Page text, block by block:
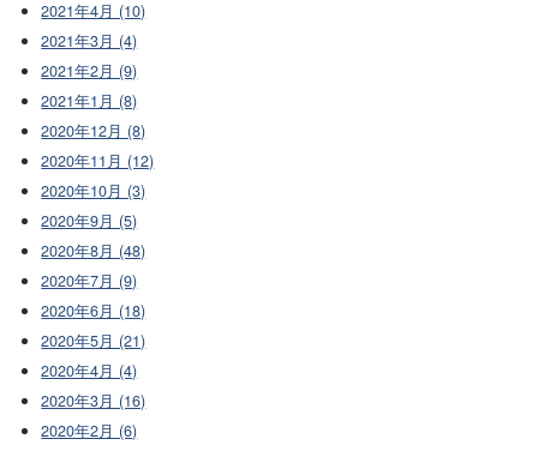
2021年4月 (10)
2021年3月 (4)
2021年2月 (9)
2021年1月 (8)
2020年12月 (8)
2020年11月 (12)
2020年10月 (3)
2020年9月 (5)
2020年8月 (48)
2020年7月 (9)
2020年6月 (18)
2020年5月 (21)
2020年4月 (4)
2020年3月 (16)
2020年2月 (6)